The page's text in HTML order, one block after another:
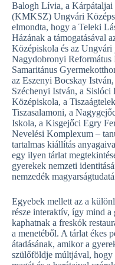
Balogh Lívia, a
(KMKSZ) Ungvári
elmondta, hogy a Teleki
Házának a támogatásával
Középiskola és az Ungvári
Nagydobronyi
Samaritánus
az Eszenyi Bocskay
Széchenyi István, a Sislóci
Középiskola, a
Tiszasalamoni, a
Iskola, a Kisgejőci Egry
Nevelési Komplexum –
tartalmas kiállítás
egy ilyen tárlat
gyerekek nemzeti
nemzedék
Egyebek mellett az a
része interaktív, így mind
kaphatnak a freskók
a menetéből. A tárlat ékes
átadásának, amikor a
szülőföldje múltjával,